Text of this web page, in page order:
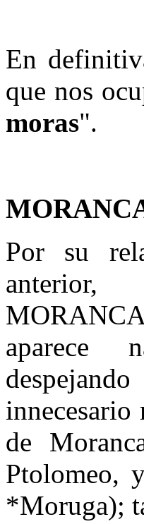
En
que nos
moras".
Por su
aparece
innecesario
de
Ptolomeo,
*Moruga);